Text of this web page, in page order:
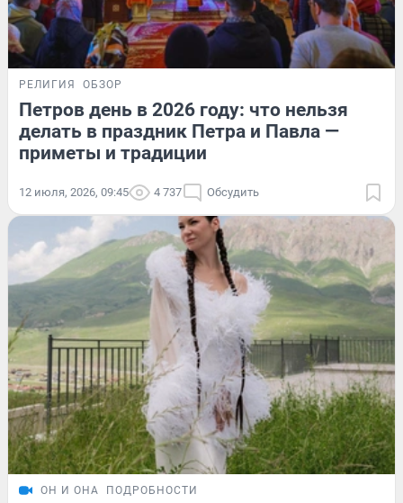
РЕЛИГИЯ ОБЗОР
Петров день в 2026 году: что нельзя
делать в праздник Петра и Павла —
приметы и традиции
12 июля, 2026, 09:45 4 737 Обсудить
ОН И ОНА ПОДРОБНОСТИ